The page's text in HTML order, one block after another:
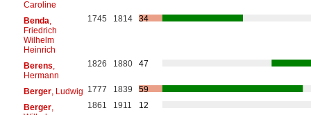
Caroline
Benda
Friedrich
Wilhelm
Heinrich
1745 1814 34
Berens
Hermann
1826 1880 47
Berger, Ludwig 1777 1839
59
Berger,
1861 1911 12